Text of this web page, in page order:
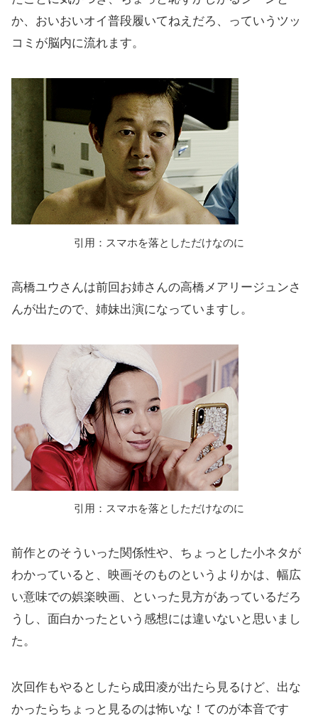
か、おいおいオイ普段履いてねえだろ、っていうツッ
コミが脳内に流れます。
引用：スマホを落としただけなのに
高橋ユウさんは前回お姉さんの高橋メアリージュンさ
んが出たので、姉妹出演になっていますし。
引用：スマホを落としただけなのに
前作とのそういった関係性や、ちょっとした小ネタが
わかっていると、映画そのものというよりかは、幅広
い意味での娯楽映画、といった見方があっているだろ
うし、面白かったという感想には違いないと思いまし
た。
次回作もやるとしたら成田凌が出たら見るけど、出な
かったらちょっと見るのは怖いな！てのが本音です